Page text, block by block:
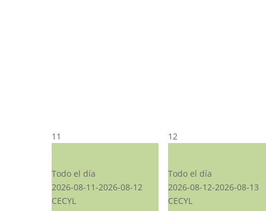
11
Todo el día
2026-08-11-2026-08-12
CECYL
12
Todo el día
2026-08-12-2026-08-13
CECYL